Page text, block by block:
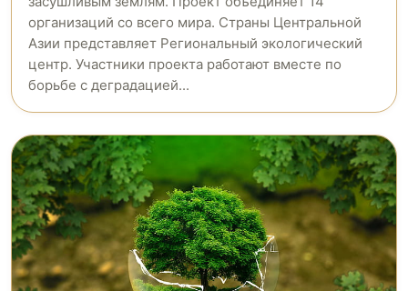
организаций со всего мира. Страны Центральной
Азии представляет Региональный экологический
центр. Участники проекта работают вместе по
борьбе с деградацией...